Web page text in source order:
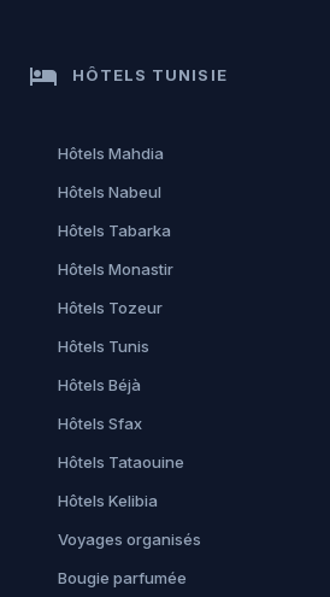
hotel HÔTELS TUNISIE
Hôtels Mahdia
Hôtels Nabeul
Hôtels Tabarka
Hôtels Monastir
Hôtels Tozeur
Hôtels Tunis
Hôtels Béjà
Hôtels Sfax
Hôtels Tataouine
Hôtels Kelibia
Voyages organisés
Bougie parfumée